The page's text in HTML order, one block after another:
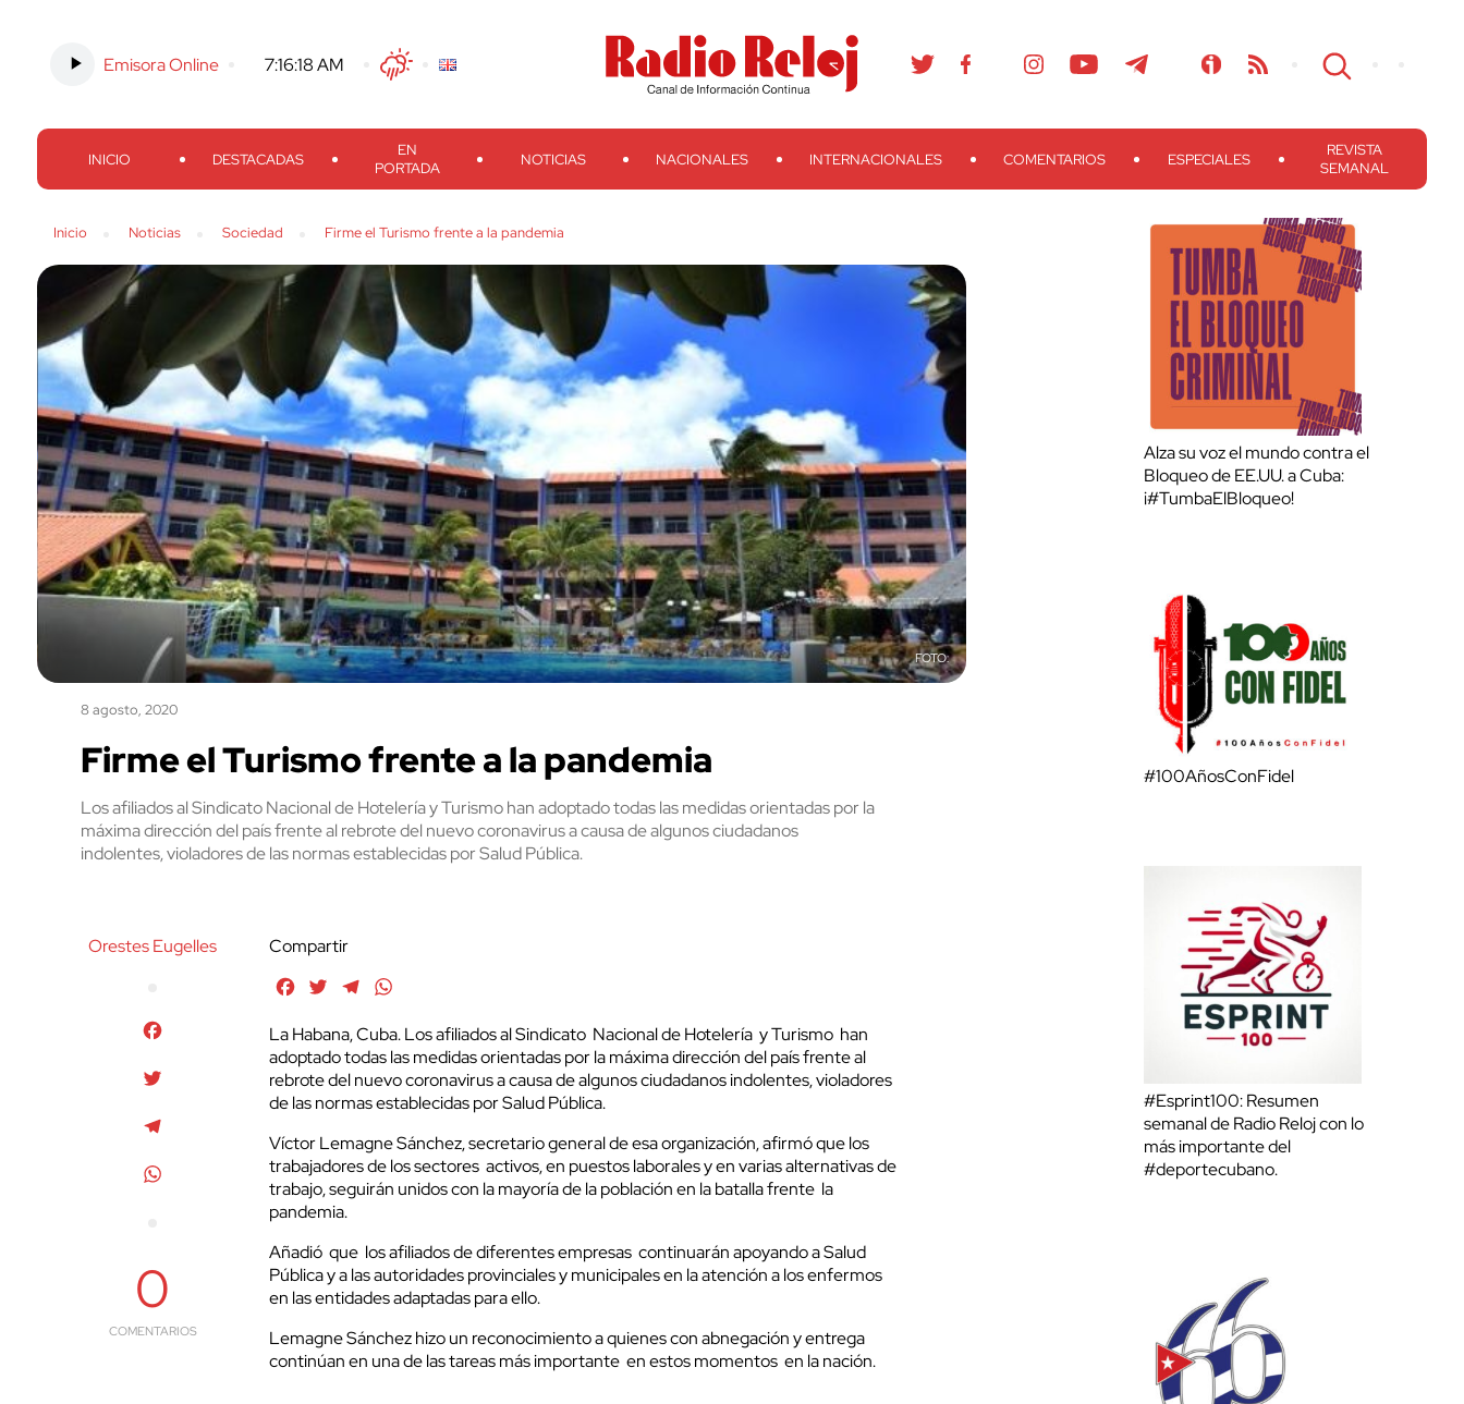
Emisora Online -7:16:19 AM TwitterFacebook
Threads
Instagram TelegramTeveo Ivoox RSS Search
INICIO DESTACADAS
EN
PORTADA
NOTICIAS NACIONALES INTERNACIONALES COMENTARIOS ESPECIALES
REVISTA
SEMANAL
Inicio Noticias Sociedad Firme el Turismo frente a la pandemia
8 agosto, 2020
Firme el Turismo frente a la pandemia
Los afiliados al Sindicato Nacional de Hotelería y Turismo han adoptado todas las medidas orientadas por la
máxima dirección del país frente al rebrote del nuevo coronavirus a causa de algunos ciudadanos
indolentes, violadores de las normas establecidas por Salud Pública.
Orestes Eugelles
0
COMENTARIOS
Compartir
FacebookTwitterTelegram
La Habana, Cuba. Los afiliados al Sindicato Nacional de Hotelería y Turismo han
adoptado todas las medidas orientadas por la máxima dirección del país frente al
rebrote del nuevo coronavirus a causa de algunos ciudadanos indolentes, violadores
de las normas establecidas por Salud Pública.
Víctor Lemagne Sánchez, secretario general de esa organización, afirmó que los
trabajadores de los sectores activos, en puestos laborales y en varias alternativas de
trabajo, seguirán unidos con la mayoría de la población en la batalla frente la
pandemia.
Añadió que los afiliados de diferentes empresas continuarán apoyando a Salud
Pública y a las autoridades provinciales y municipales en la atención a los enfermos
en las entidades adaptadas para ello.
Lemagne Sánchez hizo un reconocimiento a quienes con abnegación y entrega
continúan en una de las tareas más importante en estos momentos en la nación.
Alza su voz el mundo contra el
Bloqueo de EE.UU. a Cuba:
¡#TumbaElBloqueo!
#100AñosConFidel
#Esprint100: Resumen
semanal de Radio Reloj con lo
más importante del
#deportecubano.